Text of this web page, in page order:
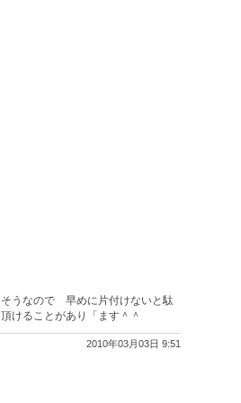
うなので 早めに片付けないと駄
けることがあり「ます＾＾
2010年03月03日 9:51